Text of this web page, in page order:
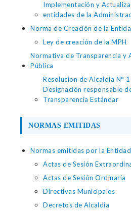
Implementación y
entidades de la
Norma de Creación de la
Ley de creación de la MPH
Normativa de Transparencia y
Pública
Resolucion de Alcaldia N°
Designación responsable
Transparencia Estándar
NORMAS EMITIDAS
Normas emitidas por la Entidad
Actas de Sesión
Actas de Sesión Ordinaria
Directivas Municipales
Decretos de Alcaldia